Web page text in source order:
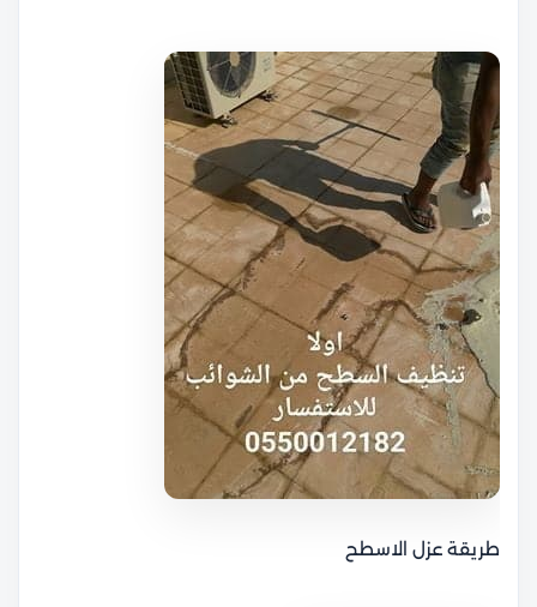
طريقة عزل الاسطح